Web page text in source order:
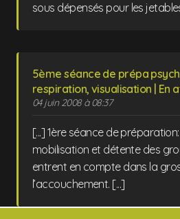
sous dépensés pour les
5ème séance de prépa
respiration, visualisation | En
04 juin 2008 à 08:37
[...] 1ère séance de
mobilisation et détente des
entrent en compte dans la
l’accouchement. [...]